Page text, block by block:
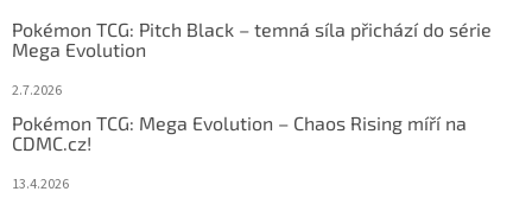
Pokémon TCG: Pitch Black – temná síla přichází do série
Mega Evolution
2.7.2026
Pokémon TCG: Mega Evolution – Chaos Rising míří na
CDMC.cz!
13.4.2026